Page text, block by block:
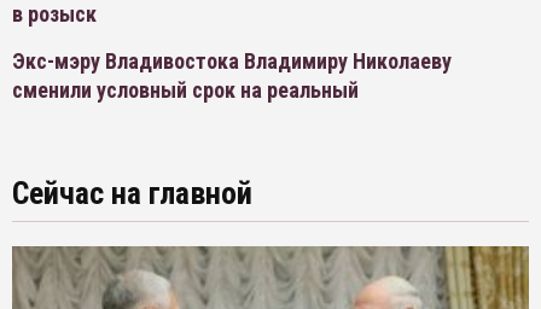
в розыск
Экс-мэру Владивостока Владимиру Николаеву
сменили условный срок на реальный
Сейчас на главной